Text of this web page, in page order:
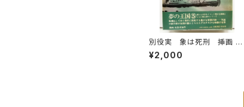
別役実 象は死刑 挿画 米
倉斉加年 夢の王国シリー
ズ５ 1973年 初版 ビニ
¥2,000